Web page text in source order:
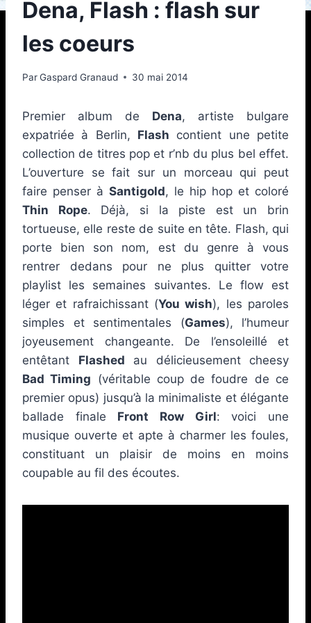
Dena, Flash : flash sur
les coeurs
ParGaspard Granaud 30 mai 2014
Premier album de Dena, artiste bulgare
expatriée à Berlin, Flash contient une petite
collection de titres pop et r’nb du plus bel effet.
L’ouverture se fait sur un morceau qui peut
faire penser à Santigold, le hip hop et coloré
Thin Rope. Déjà, si la piste est un brin
tortueuse, elle reste de suite en tête. Flash, qui
porte bien son nom, est du genre à vous
rentrer dedans pour ne plus quitter votre
playlist les semaines suivantes. Le flow est
léger et rafraichissant (You wish), les paroles
simples et sentimentales (Games), l’humeur
joyeusement changeante. De l’ensoleillé et
entêtant Flashed au délicieusement cheesy
Bad Timing (véritable coup de foudre de ce
premier opus) jusqu’à la minimaliste et élégante
ballade finale Front Row Girl: voici une
musique ouverte et apte à charmer les foules,
constituant un plaisir de moins en moins
coupable au fil des écoutes.